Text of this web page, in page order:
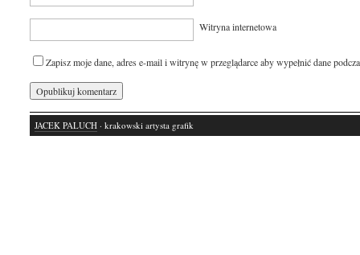
Witryna internetowa
Zapisz moje dane, adres e-mail i witrynę w przeglądarce aby wypełnić dane
JACEK PALUCH · krakowski artysta grafik